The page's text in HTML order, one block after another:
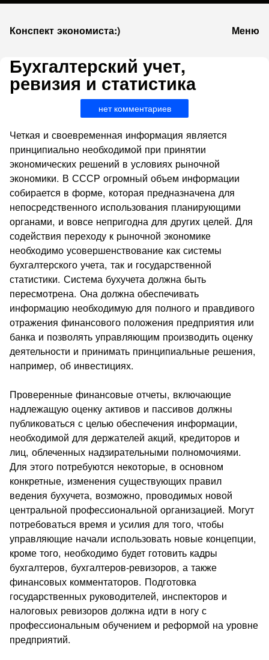
Конспект экономиста:) Меню
Бухгалтерский учет,
ревизия и статистика
нет комментариев
Четкая и своевременная информация является
принципиально необходимой при принятии
экономических решений в условиях рыночной
экономики. В СССР огромный объем информации
собирается в форме, которая предназначена для
непосредственного использования планирующими
органами, и вовсе непригодна для других целей. Для
содействия переходу к рыночной экономике
необходимо усовершенствование как системы
бухгалтерского учета, так и государственной
статистики. Система бухучета должна быть
пересмотрена. Она должна обеспечивать
информацию необходимую для полного и правдивого
отражения финансового положения предприятия или
банка и позволять управляющим производить оценку
деятельности и принимать принципиальные решения,
например, об инвестициях.
Проверенные финансовые отчеты, включающие
надлежащую оценку активов и пассивов должны
публиковаться с целью обеспечения информации,
необходимой для держателей акций, кредиторов и
лиц, облеченных надзирательными полномочиями.
Для этого потребуются некоторые, в основном
конкретные, изменения существующих правил
ведения бухучета, возможно, проводимых новой
центральной профессиональной организацией. Могут
потребоваться время и усилия для того, чтобы
управляющие начали использовать новые концепции,
кроме того, необходимо будет готовить кадры
бухгалтеров, бухгалтеров-ревизоров, а также
финансовых комментаторов. Подготовка
государственных руководителей, инспекторов и
налоговых ревизоров должна идти в ногу с
профессиональным обучением и реформой на уровне
предприятий.